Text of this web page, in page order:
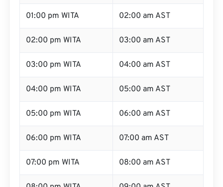
01:00 pm WITA 02:00 am AST
02:00 pm WITA 03:00 am AST
03:00 pm WITA 04:00 am AST
04:00 pm WITA 05:00 am AST
05:00 pm WITA 06:00 am AST
06:00 pm WITA 07:00 am AST
07:00 pm WITA 08:00 am AST